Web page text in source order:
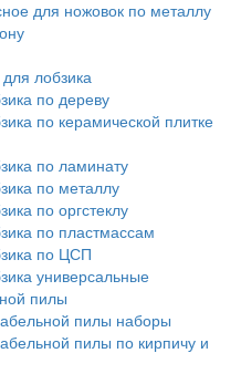
для ножовок по металлу
лобзика
по дереву
по керамической плитке
по ламинату
по металлу
по оргстеклу
по пластмассам
по ЦСП
универсальные
пилы
пилы наборы
пилы по кирпичу и